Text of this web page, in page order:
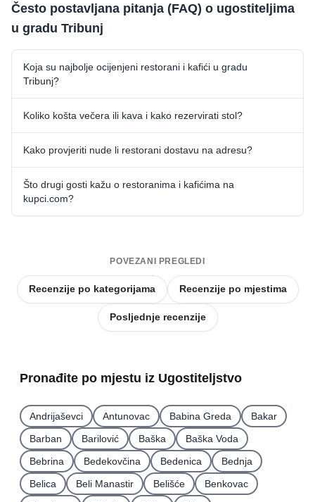
Često postavljana pitanja (FAQ) o ugostiteljima
u gradu Tribunj
Koja su najbolje ocijenjeni restorani i kafići u gradu
Tribunj?
Koliko košta večera ili kava i kako rezervirati stol?
Kako provjeriti nude li restorani dostavu na adresu?
Što drugi gosti kažu o restoranima i kafićima na
kupci.com?
POVEZANI PREGLEDI
Recenzije po kategorijama Recenzije po mjestima
Posljednje recenzije
Pronađite po mjestu iz Ugostiteljstvo
Andrijaševci Antunovac Babina Greda
Bakar
Barban
Barilović Baška
Baška Voda
Bebrina
Bedekovčina Bedenica
Bednja
Belica
Beli Manastir Belišće
Benkovac